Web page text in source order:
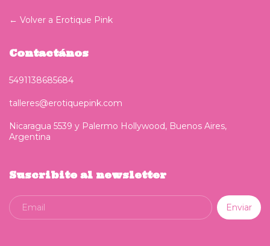
← Volver a Erotique Pink
Contactános
5491138685684
talleres@erotiquepink.com
Nicaragua 5539 y Palermo Hollywood, Buenos Aires,
Argentina
Suscribite al newsletter